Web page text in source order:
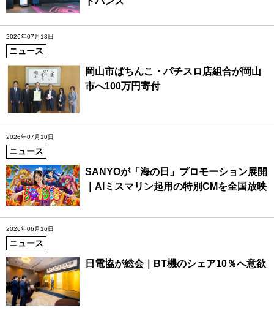
2026年07月13日
ニュース
岡山市ぱちんこ・パチスロ店組合が岡山
市へ100万円寄付
2026年07月10日
ニュース
SANYOが「海の日」プロモーション展開
｜AIミスマリン起用の特別CMを全国放映
2026年06月16日
ニュース
日電協が総会｜BT機のシェア10％へ意欲